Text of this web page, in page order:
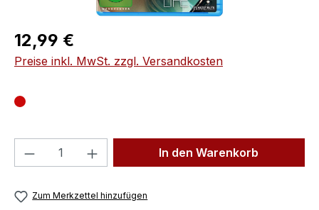
Regulärer Preis:
12,99 €
Preise inkl. MwSt. zzgl. Versandkosten
Produkt Anzahl: Gib denIn den Warenkorb
Zum Merkzettel hinzufügen